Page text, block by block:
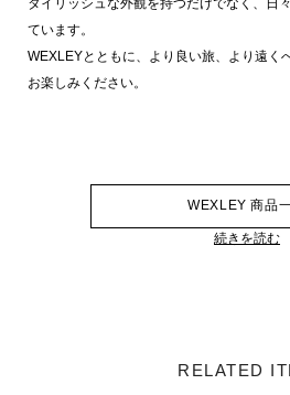
タイリッシュな外観を持つだけでなく、日
ています。
WEXLEYとともに、より良い旅、より遠く
お楽しみください。
WEXLEY 商品
続きを読む
RELATED